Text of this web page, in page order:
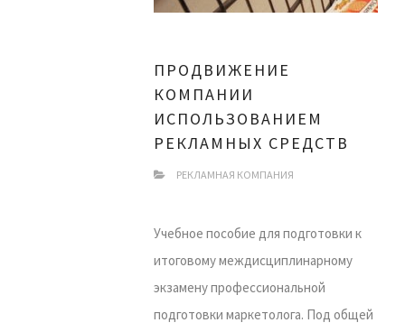
ПРОДВИЖЕНИЕ
КОМПАНИИ
ИСПОЛЬЗОВАНИЕМ
РЕКЛАМНЫХ СРЕДСТВ
РЕКЛАМНАЯ КОМПАНИЯ
Учебное пособие для подготовки к
итоговому междисциплинарному
экзамену профессиональной
подготовки маркетолога. Под общей